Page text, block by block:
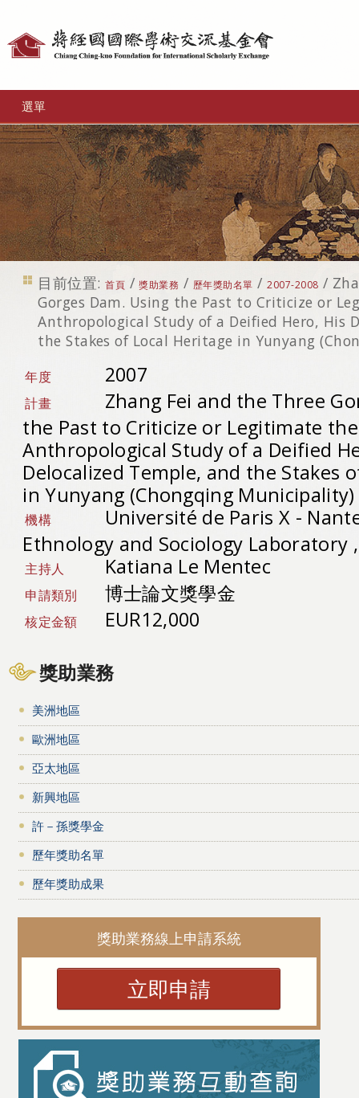
選單
目前位置: 首頁 /獎助業務 / 歷年獎助名單 /2007-2008 /
Gorges Dam. Using the Past to Criticize or
Anthropological Study of a Deified Hero, His
the Stakes of Local Heritage in Yunyang
年度 2007
計畫
Zhang Fei and the Three
the Past to Criticize or Legitimate
Anthropological Study of a Deified
Delocalized Temple, and the Stakes
in Yunyang (Chongqing Municipality)
機構
Université de Paris X -
Ethnology and Sociology Laboratory
主持人 Katiana Le Mentec
申請類別 博士論文獎學金
核定金額 EUR12,000
獎助業務
美洲地區
歐洲地區
亞太地區
新興地區
許－孫獎學金
歷年獎助名單
歷年獎助成果
獎助業務線上申請系統
立即申請